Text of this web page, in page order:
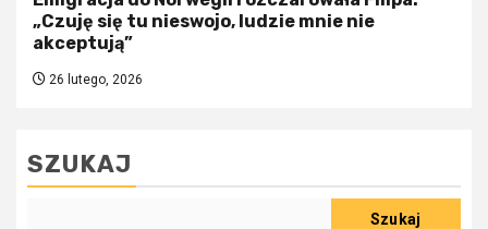
„Czuję się tu nieswojo, ludzie mnie nie
akceptują”
26 lutego, 2026
SZUKAJ
Szukaj